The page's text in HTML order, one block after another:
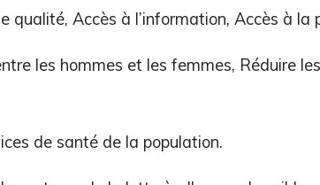
qualité, Accès à l’information, Accès à la
les hommes et les femmes, Réduire
de santé de la population.